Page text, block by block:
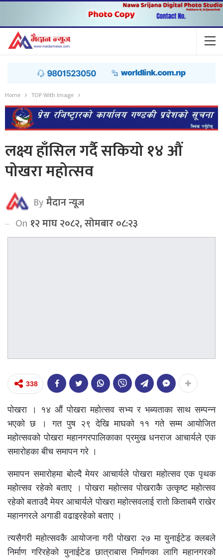
Home TOP With Image
लक्ष्य हाँसिल गर्दै सकियो १४ औं
पोखरा महोत्सव
Byमैदान न्यूज
On १२ माघ २०८२, सोमबार ०८:२३
338
पोखरा । १४ औं पोखरा महोत्सव सभ्य र भब्यताका साथ सम्पन्न
भएको छ । गत पुष २९ देखि माघको ११ गते सम्म आयोजित
महोत्सवको पोखरा महानगरपालिकाका प्रमुख धनराज आचार्यले एक
समारोहका बीच समापन गरे ।
समापन समारोहमा बोल्दै मेयर आचार्यले पोखरा महोत्सव एक पृथक
महोत्सव रहेको बताए । पोखरा महोत्सव पोखराकै उत्कृष्ट महोत्सव
रहेको बताउदै मेयर आचार्यले पोखरा महोत्सवलाई रातो किताबमै राखेर
महानगरले अगाडी वढाइरहेको बताए ।
त्यसैगरी महोत्सवकै आयोजना गरी पोखरा २७ मा युनाईटेड क्लबले
निर्माण गरिरहेको युनाईटेड छात्राबास निर्माणका लागि महानगरको